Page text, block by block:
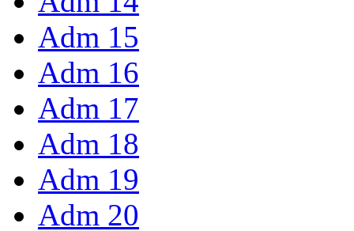
Adm 15
Adm 16
Adm 17
Adm 18
Adm 19
Adm 20